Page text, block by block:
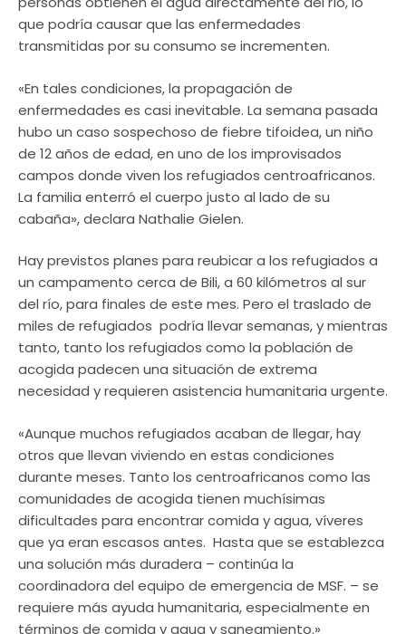
que podría causar que las enfermedades
transmitidas por su consumo se incrementen.
«En tales condiciones, la propagación de
enfermedades es casi inevitable. La semana pasada
hubo un caso sospechoso de fiebre tifoidea, un niño
de 12 años de edad, en uno de los improvisados
campos donde viven los refugiados centroafricanos.
La familia enterró el cuerpo justo al lado de su
cabaña», declara Nathalie Gielen.
Hay previstos planes para reubicar a los refugiados a
un campamento cerca de Bili, a 60 kilómetros al sur
del río, para finales de este mes. Pero el traslado de
miles de refugiados podría llevar semanas, y mientras
tanto, tanto los refugiados como la población de
acogida padecen una situación de extrema
necesidad y requieren asistencia humanitaria urgente.
«Aunque muchos refugiados acaban de llegar, hay
otros que llevan viviendo en estas condiciones
durante meses. Tanto los centroafricanos como las
comunidades de acogida tienen muchísimas
dificultades para encontrar comida y agua, víveres
que ya eran escasos antes. Hasta que se establezca
una solución más duradera – continúa la
coordinadora del equipo de emergencia de MSF. – se
requiere más ayuda humanitaria, especialmente en
términos de comida y agua y saneamiento.»